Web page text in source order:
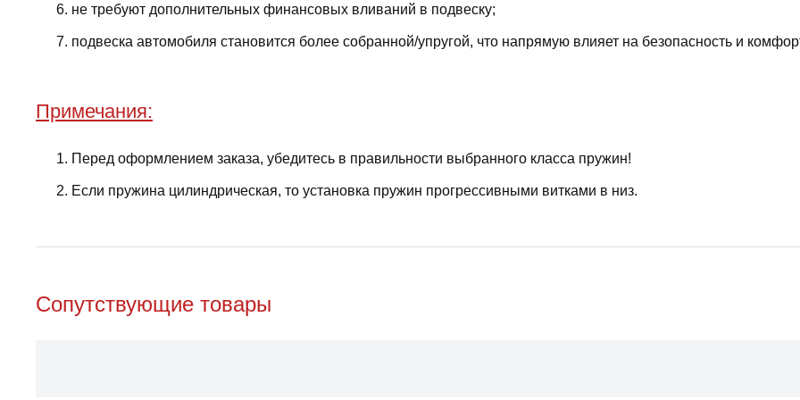
не требуют дополнительных финансовых вливаний в подвеску;
подвеска автомобиля становится более собранной/упругой, что напрямую влияет на безопасность и
Примечания:
Перед оформлением заказа, убедитесь в правильности выбранного класса пружин!
Если пружина цилиндрическая, то установка пружин прогрессивными витками в низ.
Сопутствующие товары